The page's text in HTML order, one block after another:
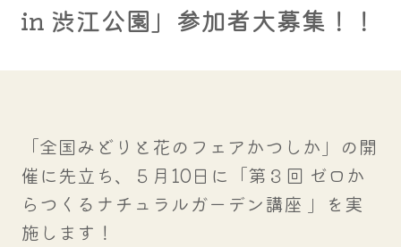
in 渋江公園」参加者大募集！！
「全国みどりと花のフェアかつしか」の開
催に先立ち、５月10日に「第３回 ゼロか
らつくるナチュラルガーデン講座 」を実
施します！